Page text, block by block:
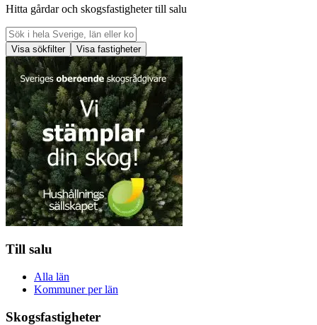
Hitta gårdar och skogsfastigheter till salu
Visa sökfilter Visa fastigheter
Till salu
Alla län
Kommuner per län
Skogsfastigheter